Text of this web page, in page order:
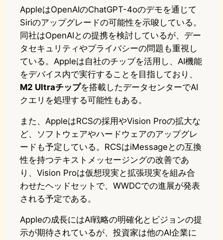
AppleはOpenAIのChatGPT-4oのデモを通じて
Siriのアップグレードの可能性を示唆している。
同社はOpenAIとの提携を検討しているが、デー
タセキュリティやプライバシーの問題も重視し
ている。Appleは自社のチップを活用し、AI機能
をデバイス内で実行することを目指しており、
M2 Ultraチップを搭載したデータセンターでAI
クエリを処理する可能性もある。
また、AppleはRCSの採用やVision Proの拡大な
ど、ソフトウェアやハードウェアのアップグレ
ードも予定している。RCSはiMessageとの互換
性を持つテキストメッセージングの改善であ
り、Vision Proは仮想現実と拡張現実を組み合
わせたヘッドセットで、WWDCでの進展が発表
される予定である。
Appleの成長にはAI戦略の明確化とビジョンの提
示が期待されているが、投資家は他のAI企業に